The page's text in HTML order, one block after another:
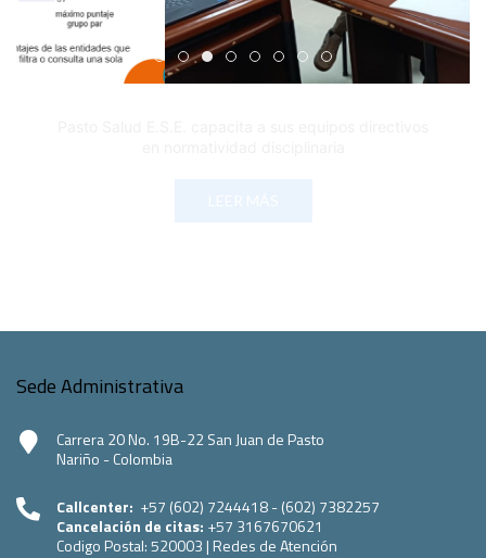
Edicto Emplazatorio a los Afiliados en el Régimen
Pasto Salud ESE lidera gestión institucional
Pasto Salud E.S.E. capacita a sus equipos
Último día para inscripciones en
Viceministro garantiza
Mil pesos que salvan vidas:
Cápsula 18-26 - Reporte
Cápsula 17-26 -
Sede Administrativa
Carrera 20 No. 19B-22 San Juan de Pasto
Nariño - Colombia
Callcenter: +57 (602) 7244418 - (602) 7382257
Cancelación de citas: +57 3167670621
Codigo Postal:520003 | Redes de Atención